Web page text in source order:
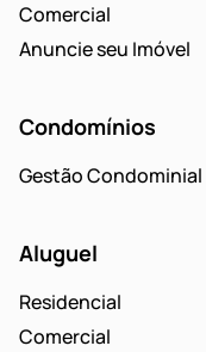
Comercial
Anuncie seu Imóvel
Condomínios
Gestão Condominial
Aluguel
Residencial
Comercial